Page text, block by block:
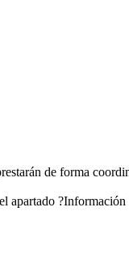
de forma
apartado ?Información